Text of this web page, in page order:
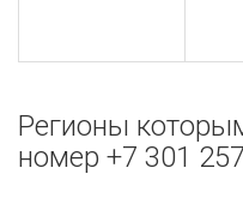
Регионы
номер +7 301